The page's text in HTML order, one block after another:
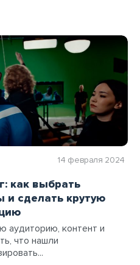
14 февраля 2024
как выбрать
и сделать крутую
аудиторию, контент и
что нашли